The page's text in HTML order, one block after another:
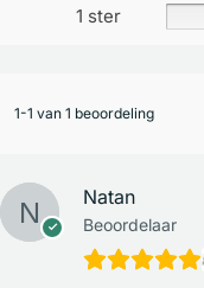
1 ster
1-1 van 1 beoordeling
Natan
Beoordelaar